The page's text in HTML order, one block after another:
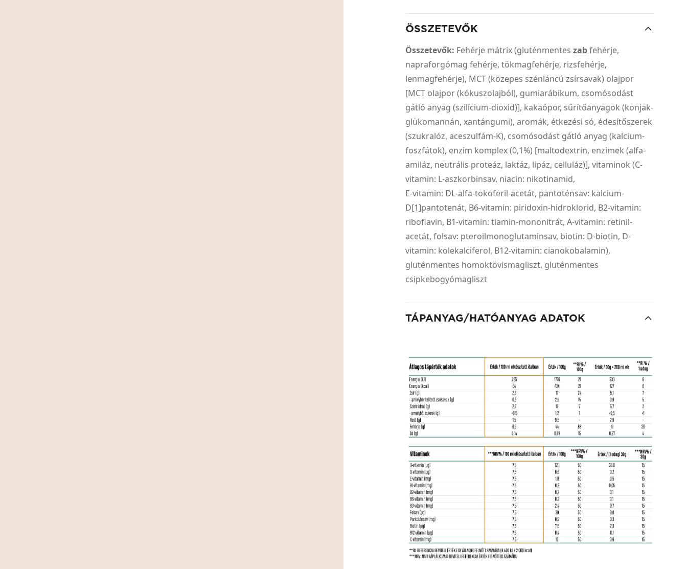
ÖSSZETEVŐK
Összetevők: Fehérje mátrix (gluténmenteszabfehérje,
napraforgómag fehérje, tökmagfehérje, rizsfehérje,
lenmagfehérje), MCT (közepes szénláncú zsírsavak) olajpor
[MCT olajpor (kókuszolajból), gumiarábikum, csomósodást
gátló anyag (szilícium-dioxid)], kakaópor, sűrítőanyagok (konjak-
glükomannán, xantángumi), aromák, étkezési só, édesítőszerek
(szukralóz, aceszulfám-K), csomósodást gátló anyag (kalcium-
foszfátok), enzim komplex (0,1%) [maltodextrin, enzimek (alfa-
amiláz, neutrális proteáz, laktáz, lipáz, celluláz)], vitaminok (C-
vitamin: L-aszkorbinsav, niacin: nikotinamid,
E-vitamin: DL-alfa-tokoferil-acetát, pantoténsav: kalcium-
D[1]pantotenát, B6-vitamin: piridoxin-hidroklorid, B2-vitamin:
riboflavin, B1-vitamin: tiamin-mononitrát, A-vitamin: retinil-
acetát, folsav: pteroilmonoglutaminsav, biotin: D-biotin, D-
vitamin: kolekalciferol, B12-vitamin: cianokobalamin),
gluténmentes homoktövismagliszt, gluténmentes
csipkebogyómagliszt
TÁPANYAG/HATÓANYAG ADATOK